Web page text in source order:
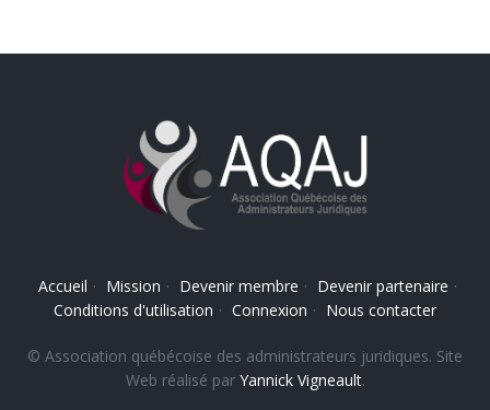
Accueil · Mission · Devenir membre · Devenir partenaire ·
Conditions d'utilisation · Connexion · Nous contacter
© Association québécoise des administrateurs juridiques. Site
Web réalisé par Yannick Vigneault.